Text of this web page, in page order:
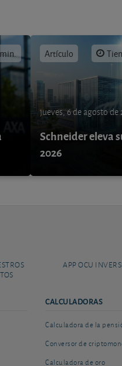
Artículo
jueves, 6 de agosto de
Schneider eleva
2026
APP OCU
CALCULADORAS
Calculadora de la
Conversor de
Calculadora de oro